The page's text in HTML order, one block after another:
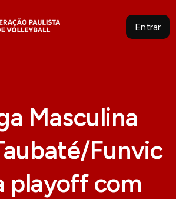
Entrar
Masculina
Funvic
playoff com